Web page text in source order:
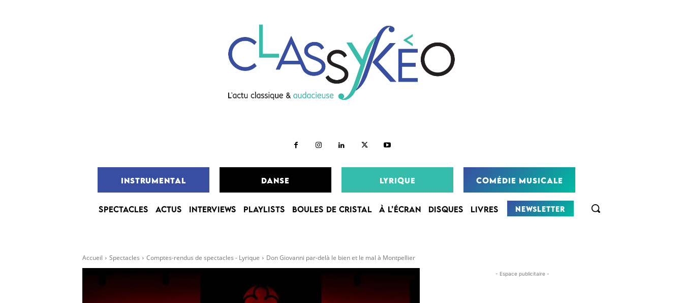
INSTRUMENTAL DANSE LYRIQUE COMÉDIE MUSICALE
SPECTACLES ACTUS INTERVIEWS PLAYLISTS BOULES DE CRISTAL À L’ÉCRAN DISQUES LIVRES NEWSLETTER
Accueil Spectacles Comptes-rendus de spectacles - Lyrique Don Giovanni par-delà le bien et le mal à Montpellier
- Espace publicitaire -